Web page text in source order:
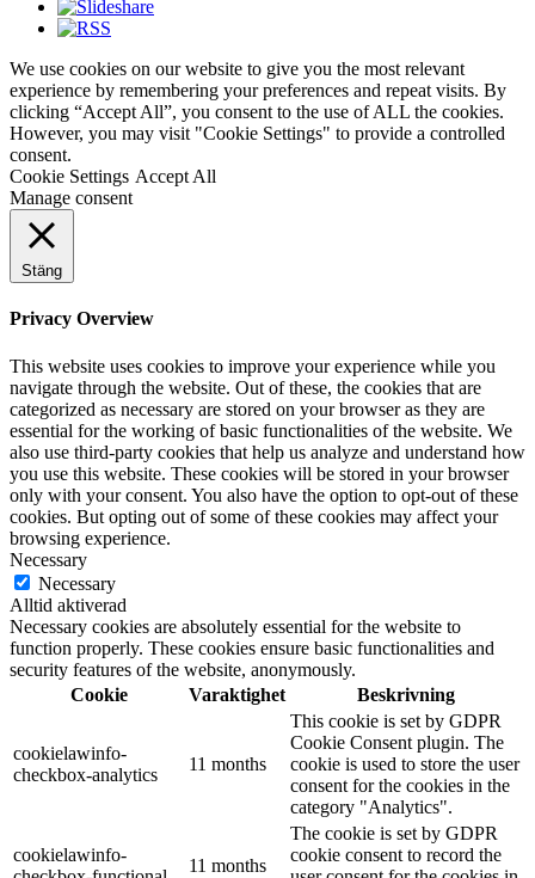
We use cookies on our website to give you the most relevant
experience by remembering your preferences and repeat visits. By
clicking “Accept All”, you consent to the use of ALL the cookies.
However, you may visit "Cookie Settings" to provide a controlled
consent.
Cookie Settings Accept All
Manage consent
Stäng
Privacy Overview
This website uses cookies to improve your experience while you
navigate through the website. Out of these, the cookies that are
categorized as necessary are stored on your browser as they are
essential for the working of basic functionalities of the website. We
also use third-party cookies that help us analyze and understand how
you use this website. These cookies will be stored in your browser
only with your consent. You also have the option to opt-out of these
cookies. But opting out of some of these cookies may affect your
browsing experience.
Necessary
Necessary
Alltid aktiverad
Necessary cookies are absolutely essential for the website to
function properly. These cookies ensure basic functionalities and
security features of the website, anonymously.
Cookie
Varaktighet Beskrivning
cookielawinfo-
checkbox-analytics
11 months
This cookie is set by GDPR
Cookie Consent plugin. The
cookie is used to store the user
consent for the cookies in the
category "Analytics".
cookielawinfo-
11 months
The cookie is set by GDPR
cookie consent to record the